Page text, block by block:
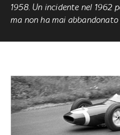
1958. Un incidente nel 1962
ma non ha mai